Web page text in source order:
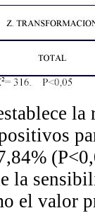
la
el valor